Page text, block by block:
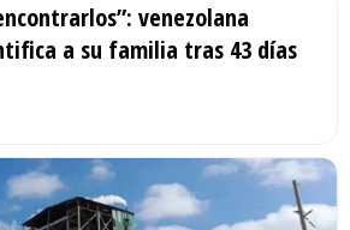
venezolana
a su familia tras 43 días